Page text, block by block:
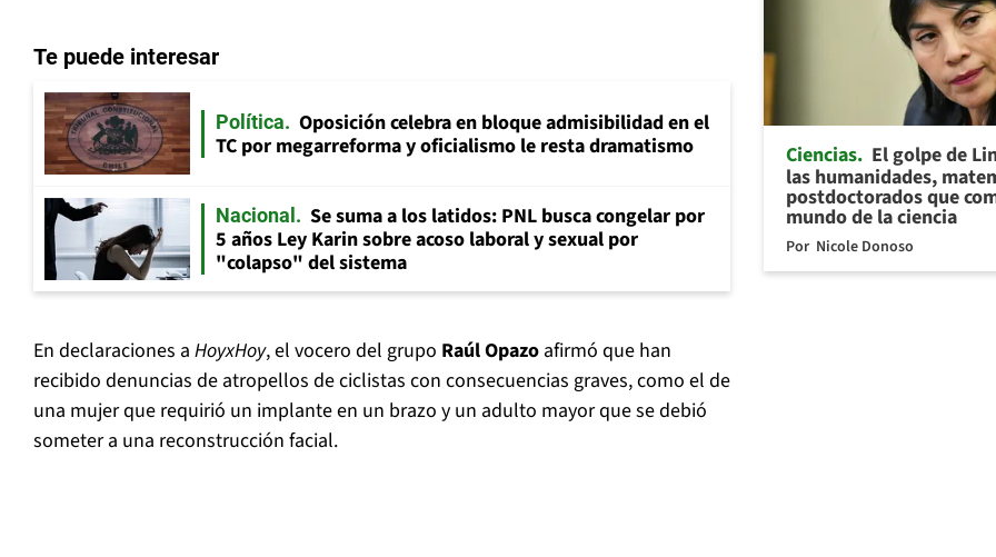
Te puede interesar
Política
Oposición celebra en bloque admisibilidad en el
TC por megarreforma y oficialismo le resta dramatismo
Nacional
Se suma a los latidos: PNL busca congelar por
5 años Ley Karin sobre acoso laboral y sexual por
"colapso" del sistema
En declaraciones a HoyxHoy, el vocero del grupo Raúl Opazo afirmó que han
recibido denuncias de atropellos de ciclistas con consecuencias graves, como el de
una mujer que requirió un implante en un brazo y un adulto mayor que se debió
someter a una reconstrucción facial.
Ciencias El golpe de
las humanidades,
postdoctorados que
mundo de la ciencia
Por Nicole Donoso